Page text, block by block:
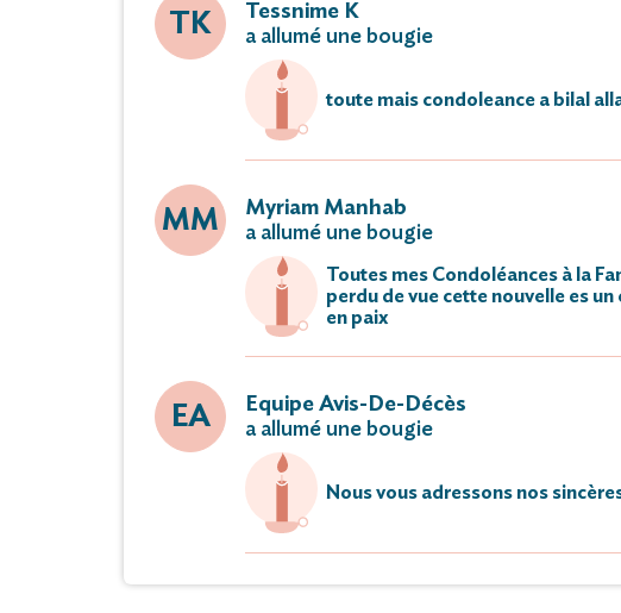
TK
Tessnime K
a allumé une bougie
toute mais condoleance a bilal
MM
Myriam Manhab
a allumé une bougie
Toutes mes Condoléances à la
perdu de vue cette nouvelle es
en paix
EA
Equipe Avis-De-Décès
a allumé une bougie
Nous vous adressons nos